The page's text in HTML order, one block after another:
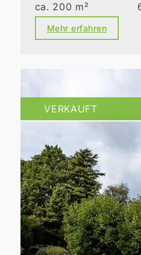
ca. 200 m²
Mehr erfahren
VERKAUFT